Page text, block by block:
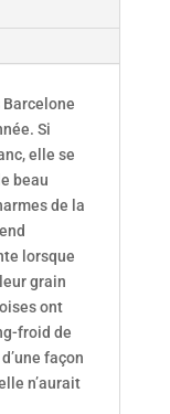
Si
elle se
beau
de la
lorsque
grain
ont
froid de
façon
n’aurait